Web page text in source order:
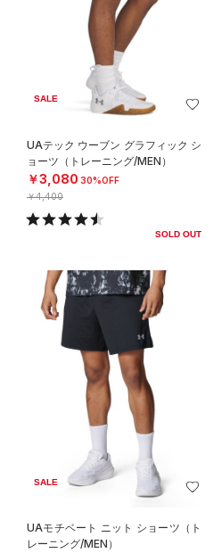
SALE
UAテック ウーブン グラフィック シ
ョーツ（トレーニング/MEN）
￥3,080 30%OFF
￥4,400
SOLD OUT
SALE
UAモチベート ニット ショーツ（ト
レーニング/MEN）